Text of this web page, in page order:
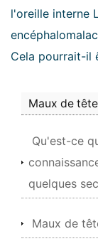
l'oreille interne
Cela pourrait-il
Maux de tête
Qu'est-ce
quelques
Maux de